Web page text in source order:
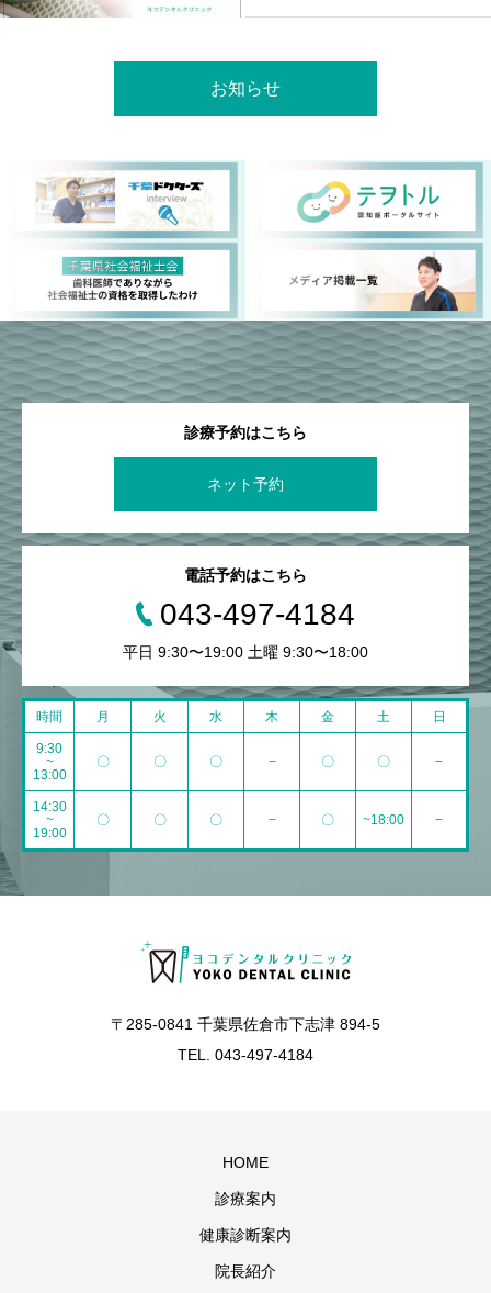
お知らせ
診療予約はこちら
ネット予約
電話予約はこちら
043-497-4184
平日 9:30〜19:00 土曜 9:30〜18:00
時間 月 火 水 木 金 土 日
9:30
~
13:00
〇 〇 〇 − 〇 〇 −
14:30
~
19:00
〇 〇 〇 − 〇 ~18:00 −
〒285-0841 千葉県佐倉市下志津 894-5
TEL. 043-497-4184
HOME
診療案内
健康診断案内
院長紹介